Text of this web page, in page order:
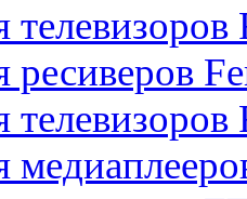
телевизоров
ресиверов